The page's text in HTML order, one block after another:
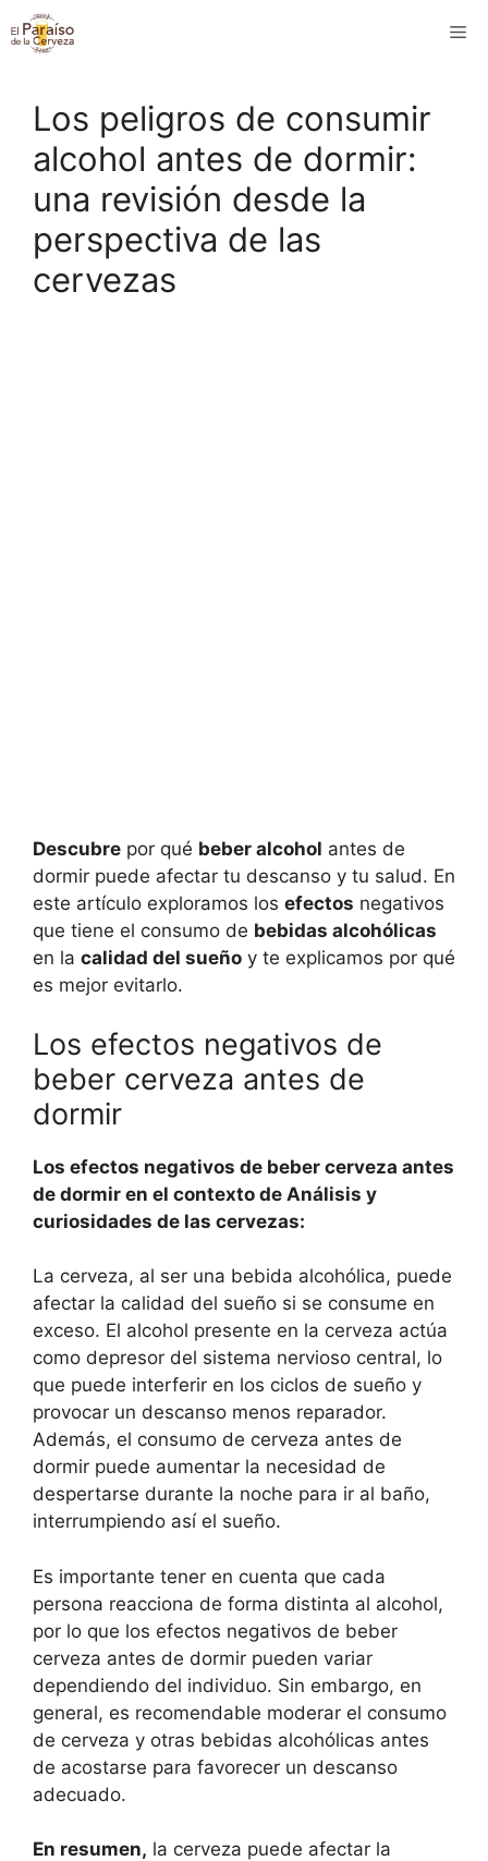
Saltar
al
Los peligros de consumir
alcohol antes de dormir:
una revisión desde la
perspectiva de las
cervezas
Descubre por qué beber alcohol antes de
dormir puede afectar tu descanso y tu salud. En
este artículo exploramos los efectos negativos
que tiene el consumo de bebidas alcohólicas
en la calidad del sueño y te explicamos por qué
es mejor evitarlo.
Los efectos negativos de
beber cerveza antes de
dormir
Los efectos negativos de beber cerveza antes
de dormir en el contexto de Análisis y
curiosidades de las cervezas:
La cerveza, al ser una bebida alcohólica, puede
afectar la calidad del sueño si se consume en
exceso. El alcohol presente en la cerveza actúa
como depresor del sistema nervioso central, lo
que puede interferir en los ciclos de sueño y
provocar un descanso menos reparador.
Además, el consumo de cerveza antes de
dormir puede aumentar la necesidad de
despertarse durante la noche para ir al baño,
interrumpiendo así el sueño.
Es importante tener en cuenta que cada
persona reacciona de forma distinta al alcohol,
por lo que los efectos negativos de beber
cerveza antes de dormir pueden variar
dependiendo del individuo. Sin embargo, en
general, es recomendable moderar el consumo
de cerveza y otras bebidas alcohólicas antes
de acostarse para favorecer un descanso
adecuado.
En resumen, la cerveza puede afectar la